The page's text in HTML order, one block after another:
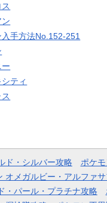
手方法No.152-251
ー
ティ
ド・シルバー攻略
ポケ
オメガルビー・アルファ
・パール・プラチナ攻略